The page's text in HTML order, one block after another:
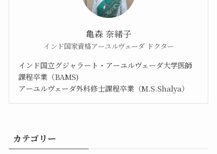
亀森 奈緒子
インド国家資格アーユルヴェーダ ドクター
インド国立グジャラート・アーユルヴェーダ大学医師
課程卒業（BAMS)
アーユルヴェーダ外科修士課程卒業（M.S.Shalya）
カテゴリー